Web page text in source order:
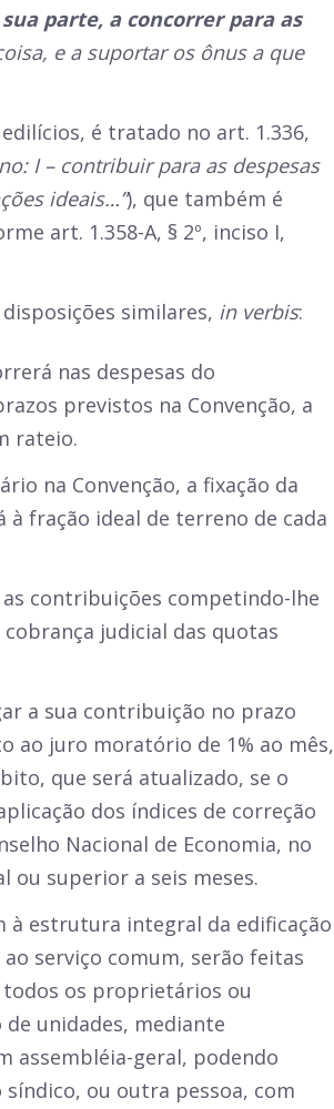
parte, a concorrer para as
e a suportar os ônus a que
é tratado no art. 1.336,
I – contribuir para as despesas
ideais…”), que também é
art. 1.358-A, § 2º, inciso I,
disposições similares, in verbis:
nas despesas do
previstos na Convenção, a
rateio.
na Convenção, a fixação da
fração ideal de terreno de cada
as contribuições competindo-lhe
judicial das quotas
a sua contribuição no prazo
ao juro moratório de 1% ao mês,
que será atualizado, se o
dos índices de correção
Nacional de Economia, no
ou superior a seis meses.
à estrutura integral da edificação
serviço comum, serão feitas
os proprietários ou
unidades, mediante
assembléia-geral, podendo
síndico, ou outra pessoa, com